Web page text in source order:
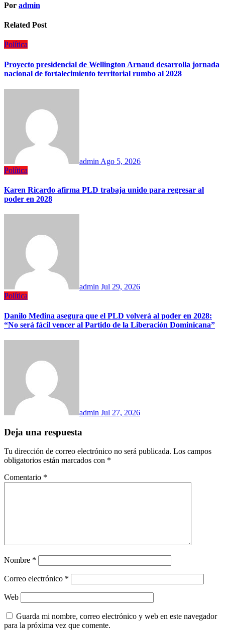
Por admin
Related Post
Política
Proyecto presidencial de Wellington Arnaud desarrolla jornada
nacional de fortalecimiento territorial rumbo al 2028
admin Ago 5, 2026
Política
Karen Ricardo afirma PLD trabaja unido para regresar al
poder en 2028
admin Jul 29, 2026
Política
Danilo Medina asegura que el PLD volverá al poder en 2028:
“No será fácil vencer al Partido de la Liberación Dominicana”
admin Jul 27, 2026
Deja una respuesta
Tu dirección de correo electrónico no será publicada. Los campos
obligatorios están marcados con *
Comentario *
Nombre *
Correo electrónico *
Web
Guarda mi nombre, correo electrónico y web en este navegador
para la próxima vez que comente.